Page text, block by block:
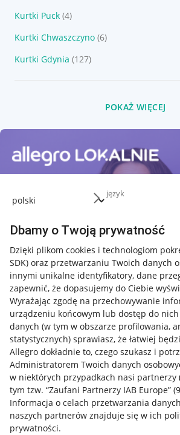
język
Dbamy o Twoją prywatność
Dzięki plikom cookies i technologiom
SDK) oraz przetwarzaniu Twoich danych
innymi unikalne identyfikatory, dane
zapewnić, że dopasujemy do Ciebie
Wyrażając zgodę na przechowywanie
urządzeniu końcowym lub dostęp do
danych (w tym w obszarze profilowania,
statystycznych) sprawiasz, że łatwiej
Allegro dokładnie to, czego szukasz i
Administratorem Twoich danych
w niektórych przypadkach nasi partnerzy
tym tzw. “Zaufani Partnerzy IAB Europe” (9
Informacja o celach przetwarzania
naszych partnerów znajduje się w ich
prywatności.
Kurtki Puck (4)
Kurtki Chwaszczyno (6)
Kurtki Gdynia (127)
POKAŻ WIĘCEJ
Przydatne informacje
Jak to działa
Napisz do nas